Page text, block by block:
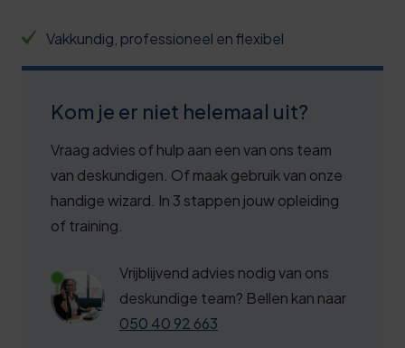
Vakkundig, professioneel en flexibel
Kom je er niet helemaal uit?
Vraag advies of hulp aan een van ons team
van deskundigen. Of maak gebruik van onze
handige wizard. In 3 stappen jouw opleiding
of training.
Vrijblijvend advies nodig van ons
deskundige team? Bellen kan naar
050 40 92 663
1
1
3
3
4
5
6
6
8
3
8
3
8
3
4
9